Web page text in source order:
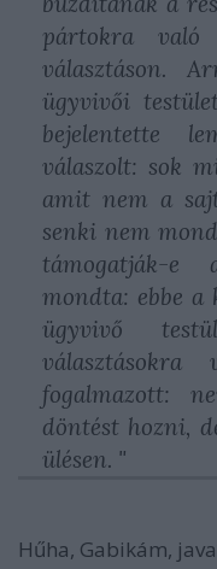
pártokra való
választáson.
ügyvivői
bejelentette
válaszolt: sok
amit nem a
senki nem
támogatják-e
mondta: ebbe a
ügyvivő
választásokra
fogalmazott:
döntést hozni,
ülésen. "
Hűha, Gabikám,